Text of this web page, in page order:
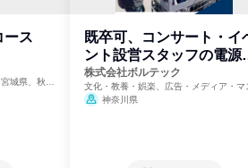
ース
城県、秋田
既卒可、コンサート・イ
ント設営スタッフの電源
門
株式会社ボルテック
文化・教養・娯楽、広告・メディア・マ
ミ、電力・ガス・水道・エネルギー
神奈川県